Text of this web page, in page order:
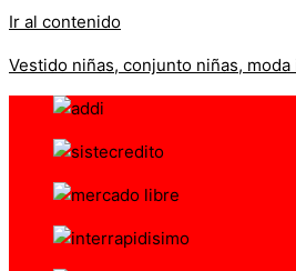
Ir al contenido
Vestido niñas, conjunto niñas, moda